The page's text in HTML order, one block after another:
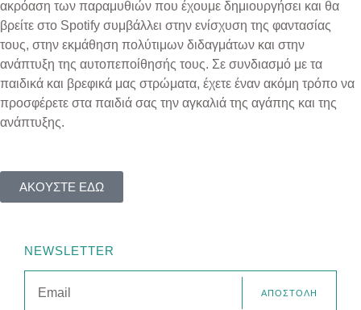
ακρόαση των παραμυθιών που έχουμε δημιουργήσει και θα
βρείτε στο Spotify συμβάλλει στην ενίσχυση της φαντασίας
τους, στην εκμάθηση πολύτιμων διδαγμάτων και στην
ανάπτυξη της αυτοπεποίθησής τους. Σε συνδιασμό με τα
παιδικά και βρεφικά μας στρώματα, έχετε έναν ακόμη τρόπο να
προσφέρετε στα παιδιά σας την αγκαλιά της αγάπης και της
ανάπτυξης.
ΑΚΟΥΣΤΕ ΕΔΩ
NEWSLETTER
ΑΠΟΣΤΟΛΗ